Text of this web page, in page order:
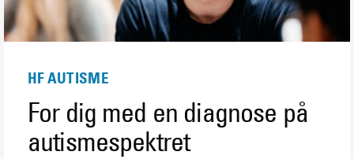
HF AUTISME
For dig med en diagnose på
autismespektret